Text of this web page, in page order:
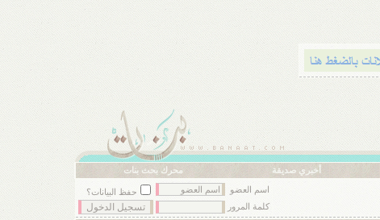
أخبري صديقة محرك بحث بنات
اسم العضو
حفظ البيانات؟
كلمة المرور